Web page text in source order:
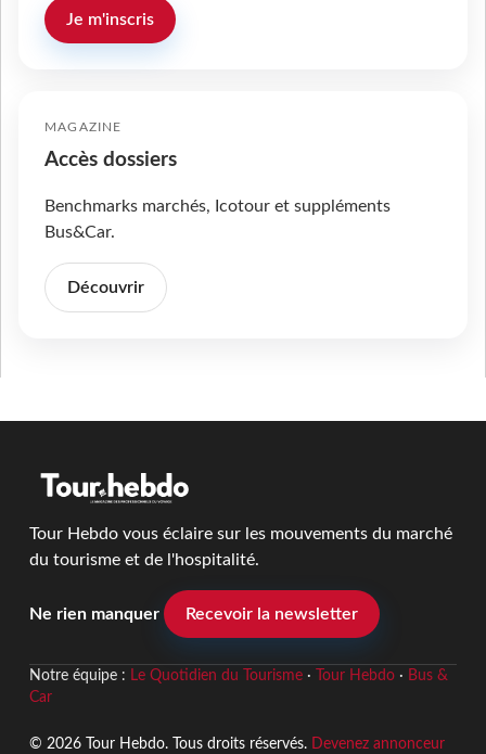
Je m'inscris
MAGAZINE
Accès dossiers
Benchmarks marchés, Icotour et suppléments
Bus&Car.
Découvrir
Tour Hebdo vous éclaire sur les mouvements du marché
du tourisme et de l'hospitalité.
Ne rien manquer Recevoir la newsletter
Notre équipe : Le Quotidien du Tourisme· Tour Hebdo· Bus &
Car
© 2026 Tour Hebdo. Tous droits réservés. Devenez annonceur